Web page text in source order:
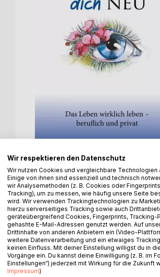
BESCHREIBUNG
Zu den schönsten Märchen aus
werden. Diese Träume kann
Das Leben ist mehr als ein
deine Chancen und dich selbst
offenes Herz, das tägliche
reichen vollkommen aus, wenn
AUTOR/
Wir respektieren den Datenschutz
Wir nutzen Cookies und vergleichbare Technologien
Einige von ihnen sind essenziell und technisch
wir Analysemethoden (z. B. Cookies oder
Tracking), um zu messen, wie häufig unsere Seite
wird. Wir verwenden Trackingtechnologien zu
hierzu serverseitiges Tracking sowie auch
geräteübergreifend Cookies, Fingerprints, Tracking-
gehashte E-Mail-Adressen genutzt werden. Auf
Drittinhalte von anderen Anbietern ein (Video-
weitere Datenverarbeitung und ein etwaiges
keinen Einfluss. Mit deiner Einstellung willigst du in
Vorgänge ein. Du kannst deine Einwilligung (z. B. im
Einstellungen“) jederzeit mit Wirkung für die Zukunft
Impressum)